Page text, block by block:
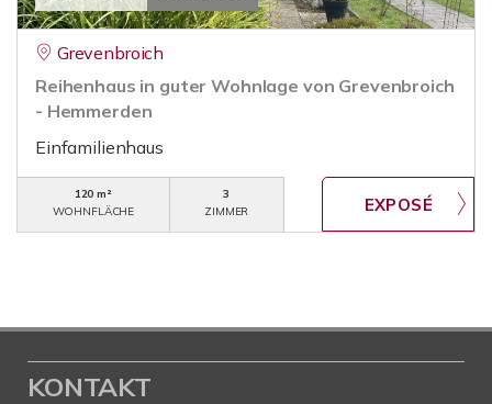
Grevenbroich
Reihenhaus in guter Wohnlage von Grevenbroich
- Hemmerden
Einfamilienhaus
120 m²
WOHNFLÄCHE
3
ZIMMER
KONTAKT